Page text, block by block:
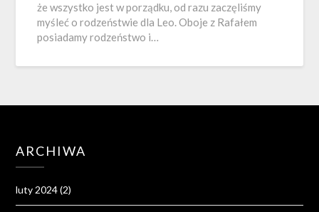
że wszystko jest w porządku, od razu zaczęliśmy
myśleć o rodzeństwie dla Leo. Oboje z Rafałem
posiadamy rodzeństwo i…
ARCHIWA
luty 2024(2)